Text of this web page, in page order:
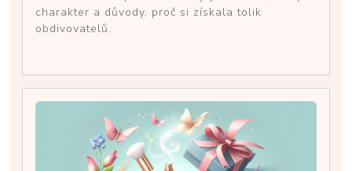
charakter a důvody, proč si získala tolik
obdivovatelů.